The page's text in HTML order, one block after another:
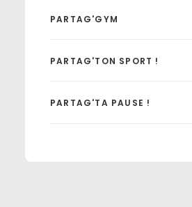
PARTAG'GYM
PARTAG'TON SPORT !
PARTAG'TA PAUSE !